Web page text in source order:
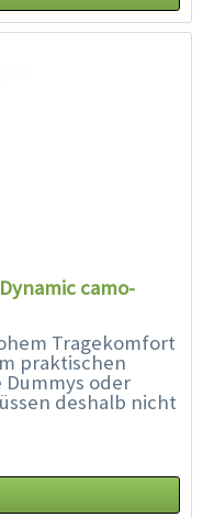
camo-
Tragekomfort
praktischen
oder
deshalb nicht
können...